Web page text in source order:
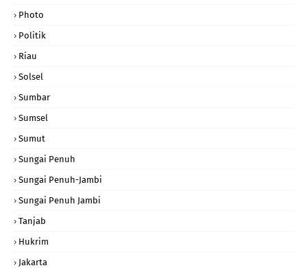
Photo
Politik
Riau
Solsel
Sumbar
Sumsel
Sumut
Sungai Penuh
Sungai Penuh-Jambi
Sungai Penuh Jambi
Tanjab
Hukrim
Jakarta